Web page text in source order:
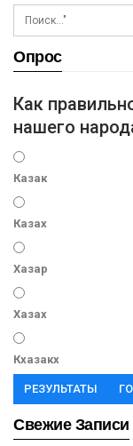
Опрос
Как
нашего
Казак
Казах
Хазар
Хазах
Кхазакх
РЕЗУЛЬТАТЫ
Свежие Записи